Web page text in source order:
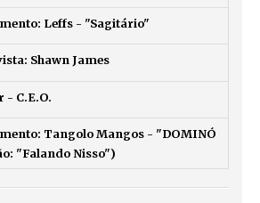
Leffs - "Sagitário"
Shawn James
- C.E.O.
Tangolo Mangos - "DOMINÓ
"Falando Nisso")